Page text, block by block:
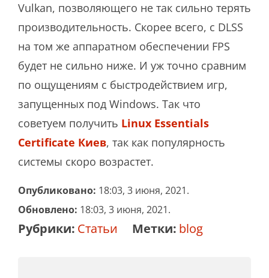
Vulkan, позволяющего не так сильно терять
производительность. Скорее всего, с DLSS
на том же аппаратном обеспечении FPS
будет не сильно ниже. И уж точно сравним
по ощущениям с быстродействием игр,
запущенных под Windows. Так что
советуем получить Linux Essentials
Certificate Киев, так как популярность
системы скоро возрастет.
Опубликовано: 18:03, 3 июня, 2021.
Обновлено: 18:03, 3 июня, 2021.
Рубрики: Статьи Метки: blog